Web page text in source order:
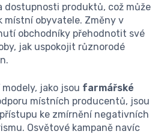
dostupnosti produktů, což může
obyvatele. Změny v
obchodníky přehodnotit své
jak uspokojit různorodé
jako jsou farmářské
místních producentů, jsou
ke zmírnění negativních
Osvětové kampaně navíc